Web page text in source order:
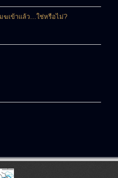
ฆเข้าแล้ว…ใช่หรือไม่?